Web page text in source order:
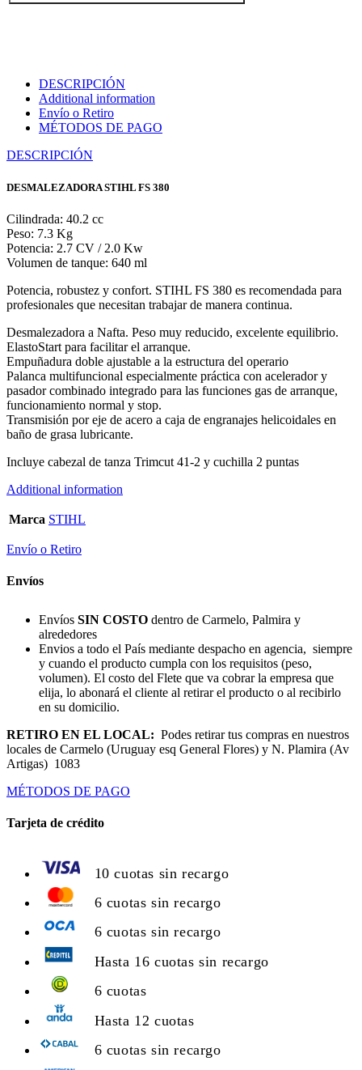
DESCRIPCIÓN
Additional information
Envío o Retiro
MÉTODOS DE PAGO
DESCRIPCIÓN
DESMALEZADORA STIHL FS 380
Cilindrada: 40.2 cc
Peso: 7.3 Kg
Potencia: 2.7 CV / 2.0 Kw
Volumen de tanque: 640 ml
Potencia, robustez y confort. STIHL FS 380 es recomendada para
profesionales que necesitan trabajar de manera continua.
Desmalezadora a Nafta. Peso muy reducido, excelente equilibrio.
ElastoStart para facilitar el arranque.
Empuñadura doble ajustable a la estructura del operario
Palanca multifuncional especialmente práctica con acelerador y
pasador combinado integrado para las funciones gas de arranque,
funcionamiento normal y stop.
Transmisión por eje de acero a caja de engranajes helicoidales en
baño de grasa lubricante.
Incluye cabezal de tanza Trimcut 41-2 y cuchilla 2 puntas
Additional information
Marca STIHL
Envío o Retiro
Envíos
Envíos SIN COSTO dentro de Carmelo, Palmira y
alrededores
Envios a todo el País mediante despacho en agencia, siempre
y cuando el producto cumpla con los requisitos (peso,
volumen). El costo del Flete que va cobrar la empresa que
elija, lo abonará el cliente al retirar el producto o al recibirlo
en su domicilio.
RETIRO EN EL LOCAL: Podes retirar tus compras en nuestros
locales de Carmelo (Uruguay esq General Flores) y N. Plamira (Av
Artigas) 1083
MÉTODOS DE PAGO
Tarjeta de crédito
10 cuotas sin recargo
6 cuotas sin recargo
6 cuotas sin recargo
Hasta 16 cuotas sin recargo
6 cuotas
Hasta 12 cuotas
6 cuotas sin recargo